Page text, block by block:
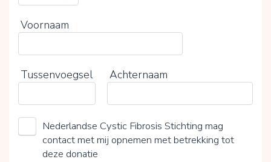
Voornaam
Tussenvoegsel Achternaam
Nederlandse Cystic Fibrosis Stichting mag
contact met mij opnemen met betrekking tot
deze donatie